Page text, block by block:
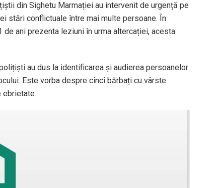
din Sighetu Marmației au intervenit de urgență pe
stări conflictuale între mai multe persoane. În
de ani prezenta leziuni în urma altercației, acesta
au dus la identificarea și audierea persoanelor
Este vorba despre cinci bărbați cu vârste
ebrietate.